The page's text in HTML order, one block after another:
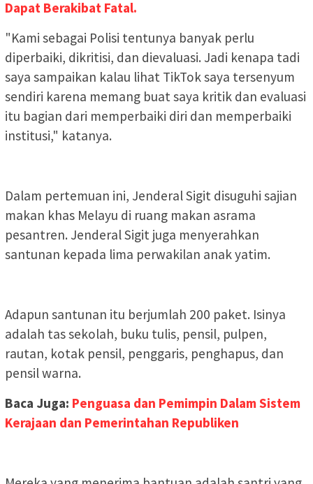
Dapat Berakibat Fatal.
"Kami sebagai Polisi tentunya banyak perlu
diperbaiki, dikritisi, dan dievaluasi. Jadi kenapa tadi
saya sampaikan kalau lihat TikTok saya tersenyum
sendiri karena memang buat saya kritik dan evaluasi
itu bagian dari memperbaiki diri dan memperbaiki
institusi," katanya.
Dalam pertemuan ini, Jenderal Sigit disuguhi sajian
makan khas Melayu di ruang makan asrama
pesantren. Jenderal Sigit juga menyerahkan
santunan kepada lima perwakilan anak yatim.
Adapun santunan itu berjumlah 200 paket. Isinya
adalah tas sekolah, buku tulis, pensil, pulpen,
rautan, kotak pensil, penggaris, penghapus, dan
pensil warna.
Baca Juga: Penguasa dan Pemimpin Dalam Sistem
Kerajaan dan Pemerintahan Republiken